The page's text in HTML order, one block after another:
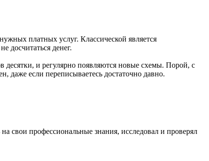
платных услуг. Классической является
досчитаться денег.
десятки, и регулярно появляются новые схемы. Порой, с
даже если переписываетесь достаточно давно.
свои профессиональные знания, исследовал и проверял